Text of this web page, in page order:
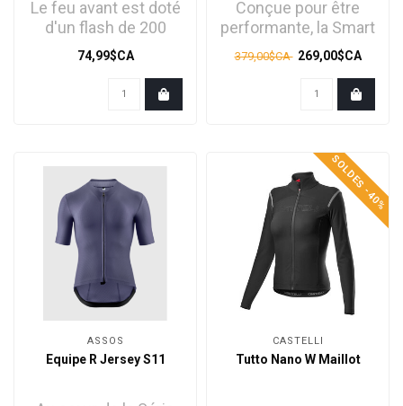
Le feu avant est doté
d'un flash de 200
lumens et d'une
sortie constante de
74,99$CA
Conçue pour être
performante, la Smart
Swim 2 est dotée
d'un écran de réali..
379,00$CA 269,00$CA
ASSOS
Equipe R Jersey S11
SOLDES -40%
CASTELLI
Tutto Nano W Maillot